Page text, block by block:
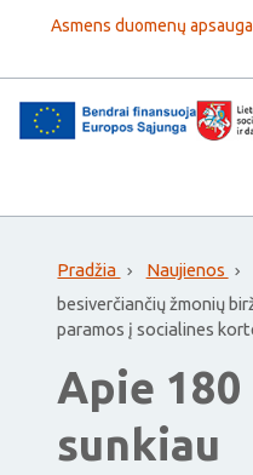
Asmens duomenų apsauga
Pradžia Naujienos
besiverčiančių žmonių
paramos į socialines
Apie
sunkiau